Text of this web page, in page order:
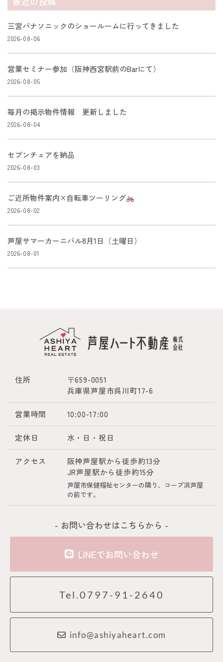
三宮パナソニックのショールームに行ってきました
2026-08-06
営業セミナー参加（阪神西宮駅前のBarにて）
2026-08-05
毎月の掲示物件情報 更新しました
2026-08-04
セブンチェアを納品
2026-08-03
ご近所物件案内×自転車ツーリング
2026-08-02
芦屋サマーカーニバル8月1日（土曜日）
2026-08-01
住所
〒659-0051
兵庫県芦屋市呉川町17-6
営業時間 10:00-17:00
定休日 水・日・祝日
アクセス
阪神芦屋駅から徒歩約13分
JR芦屋駅から徒歩約15分
芦屋市保健福祉センターの隣り、コープ浜芦屋
の前です。
- お問い合わせはこちらから -
LINEでお問い合わせ
Tel.0797-91-2640
info@ashiyaheart.com